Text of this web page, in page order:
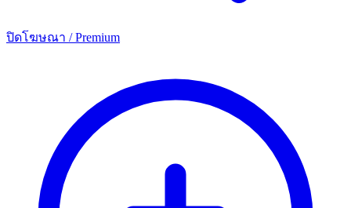
ปิดโฆษณา / Premium